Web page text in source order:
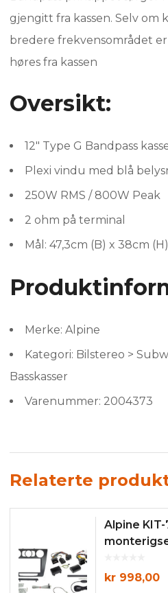
gjengitt fra kassen. Selv om
bredere frekvensområdet
høres fra kassen
Oversikt:
12″ Type G Bandpass
Plexi vindu med blå
250W RMS / 800W Peak
2 ohm på terminal
Mål: 47,3cm (B) x 38cm
Merke: Alpine
Kategori: Bilstereo >
Basskasser
Varenummer: 2004373
Relaterte
Alpine KIT-
kr 998,00